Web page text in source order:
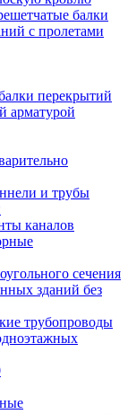
балки
с пролетами
перекрытий
арматурой
и трубы
каналов
сечения
зданий без
трубопроводы